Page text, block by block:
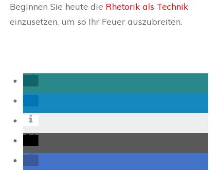
Beginnen Sie heute die Rhetorik als Technik
einzusetzen, um so Ihr Feuer auszubreiten.